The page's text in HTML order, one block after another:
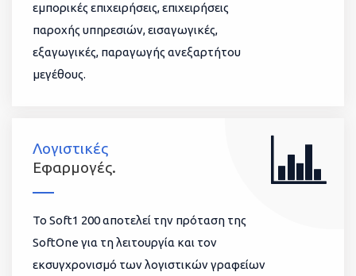
εμπορικές επιχειρήσεις, επιχειρήσεις
παροχής υπηρεσιών, εισαγωγικές,
εξαγωγικές, παραγωγής ανεξαρτήτου
μεγέθους.
Λογιστικές
Εφαρμογές.
To Soft1 200 αποτελεί την πρόταση της
SoftOne για τη λειτουργία και τον
εκσυγχρονισμό των λογιστικών γραφείων